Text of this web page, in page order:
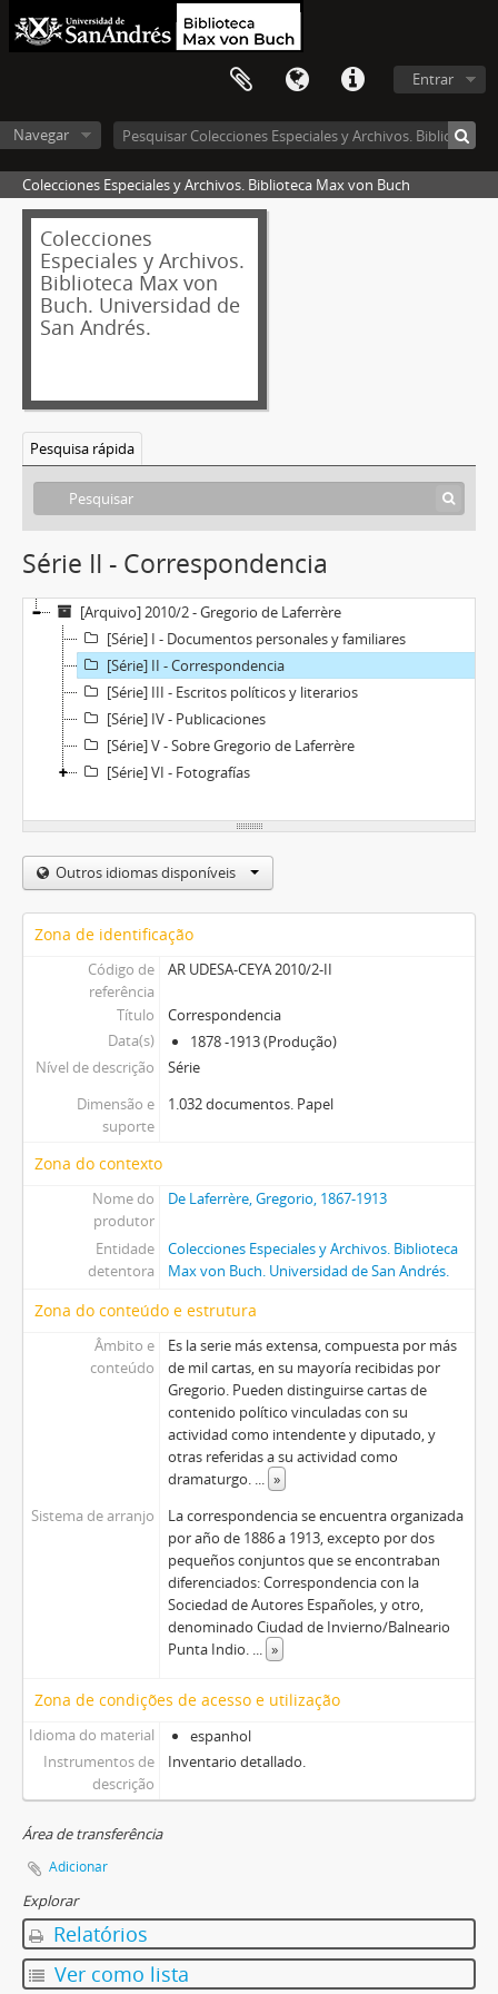
Entrar
Navegar
Colecciones Especiales y Archivos. Biblioteca Max von Buch
Colecciones
Especiales y Archivos.
Biblioteca Max von
Buch. Universidad de
San Andrés.
Pesquisa rápida
Série II - Correspondencia
[Arquivo] 2010/2 - Gregorio de Laferrère
[Série] I - Documentos personales y familiares
[Série] II - Correspondencia
[Série] III - Escritos políticos y literarios
[Série] IV - Publicaciones
[Série] V - Sobre Gregorio de Laferrère
[Série] VI - Fotografías
Outros idiomas disponíveis
Zona de identificação
Código de
referência
AR UDESA-CEYA 2010/2-II
Título
Correspondencia
Data(s)
1878 -1913 (Produção)
Nível de descrição
Série
Dimensão e
suporte
1.032 documentos. Papel
Zona do contexto
Nome do
produtor
De Laferrère, Gregorio, 1867-1913
Entidade
detentora
Colecciones Especiales y Archivos. Biblioteca
Max von Buch. Universidad de San Andrés.
Zona do conteúdo e estrutura
Âmbito e
conteúdo
Es la serie más extensa, compuesta por más
de mil cartas, en su mayoría recibidas por
Gregorio. Pueden distinguirse cartas de
contenido político vinculadas con su
actividad como intendente y diputado, y
otras referidas a su actividad como
dramaturgo. ... »
Sistema de arranjo
La correspondencia se encuentra organizada
por año de 1886 a 1913, excepto por dos
pequeños conjuntos que se encontraban
diferenciados: Correspondencia con la
Sociedad de Autores Españoles, y otro,
denominado Ciudad de Invierno/Balneario
Punta Indio. ... »
Zona de condições de acesso e utilização
Idioma do material
espanhol
Instrumentos de
descrição
Inventario detallado.
Área de transferência
Adicionar
Explorar
Relatórios
Ver como lista